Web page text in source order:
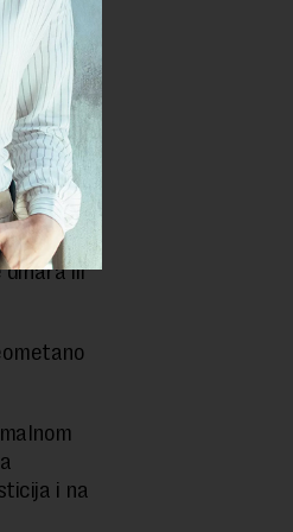
petka,
pa do
akciji u
Berze
dinara ili
i na